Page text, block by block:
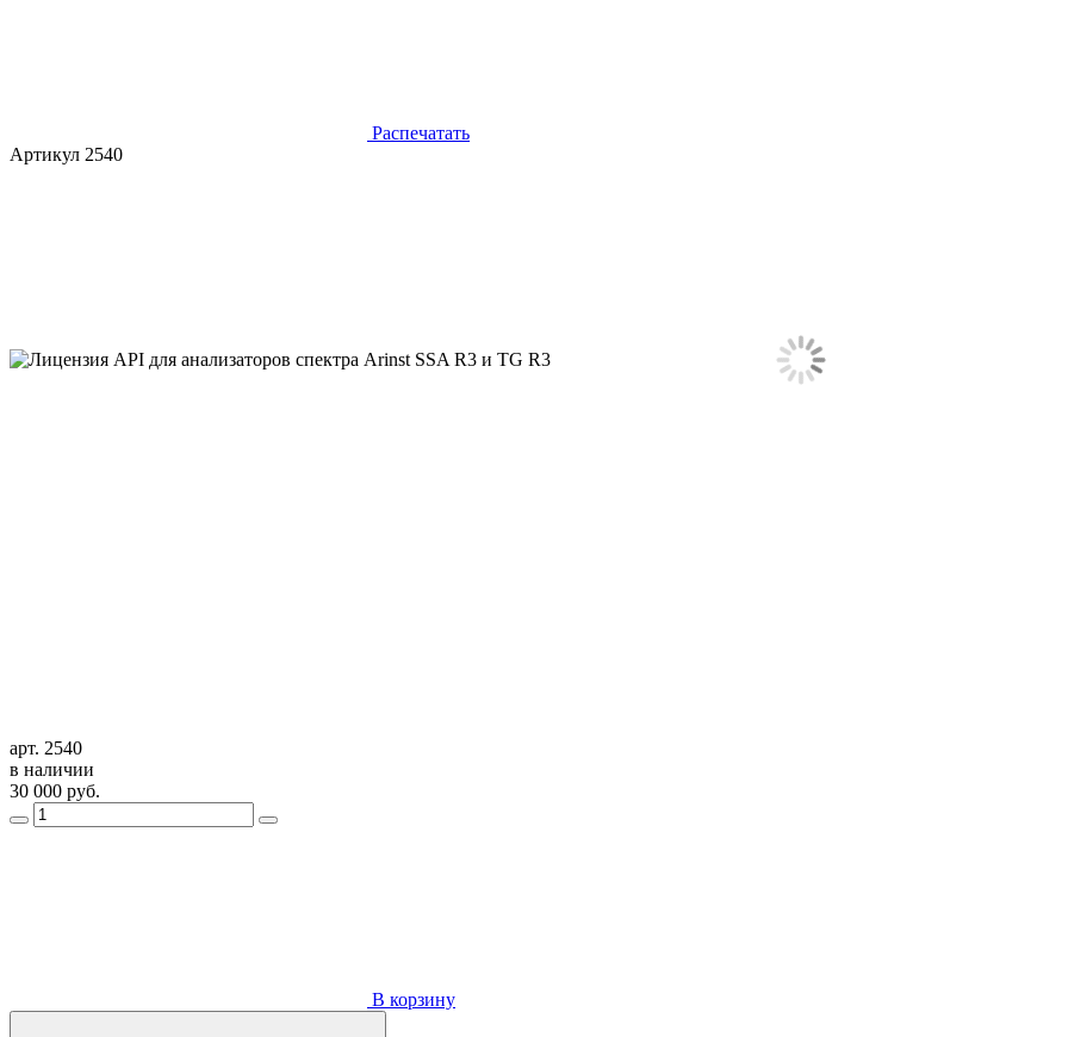
Распечатать
Артикул 2540
арт. 2540
в наличии
30 000 руб.
В корзину